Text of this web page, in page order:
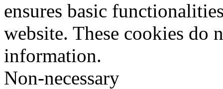
ensures basic
website. These cookies do
information.
Non-necessary